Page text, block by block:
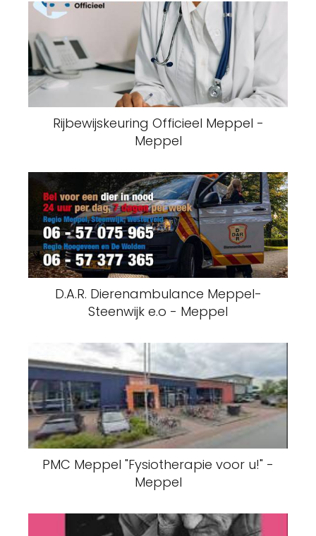
Rijbewijskeuring Officieel Meppel -
Meppel
D.A.R. Dierenambulance Meppel-
Steenwijk e.o - Meppel
PMC Meppel "Fysiotherapie voor u!" -
Meppel